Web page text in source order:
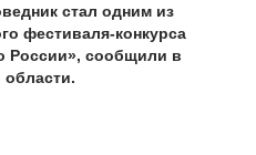
стал одним из
фестиваля-конкурса
России», сообщили в
области.